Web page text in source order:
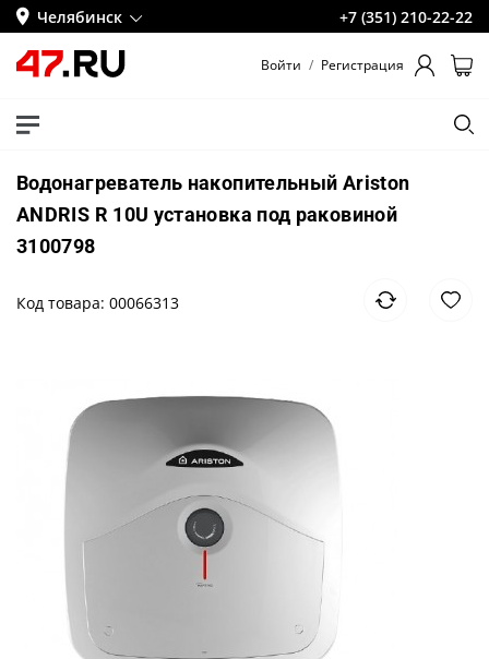
Челябинск +7 (351) 210-22-22
Войти / Регистрация
Водонагреватель накопительный Ariston
ANDRIS R 10U установка под раковиной
3100798
Код товара: 00066313